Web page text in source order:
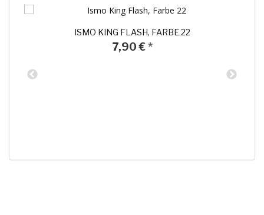
ISMO KING FLASH, FARBE 22
7,90 € *